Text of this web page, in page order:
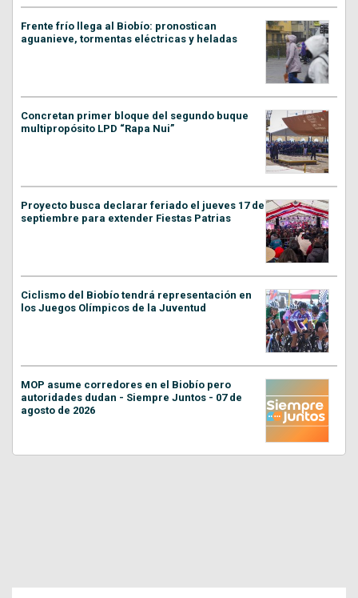
Frente frío llega al Biobío: pronostican
aguanieve, tormentas eléctricas y heladas
Concretan primer bloque del segundo buque
multipropósito LPD “Rapa Nui”
Proyecto busca declarar feriado el jueves 17 de
septiembre para extender Fiestas Patrias
Ciclismo del Biobío tendrá representación en
los Juegos Olímpicos de la Juventud
MOP asume corredores en el Biobío pero
autoridades dudan - Siempre Juntos - 07 de
agosto de 2026